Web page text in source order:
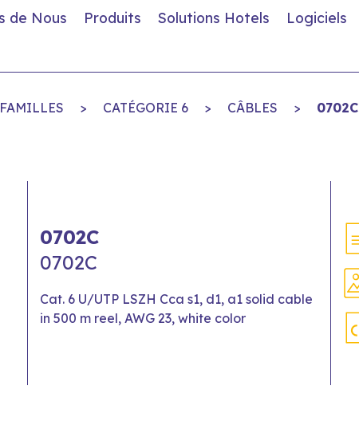
de Nous Produits Solutions Hotels Logiciels
FAMILLES > CATÉGORIE 6 > CÂBLES > 0702C
0702C
0702C
Cat. 6 U/UTP LSZH Cca s1, d1, a1 solid cable
in 500 m reel, AWG 23, white color